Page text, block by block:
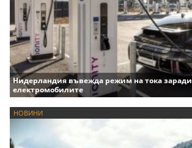
Нидерландия въвежда режим на тока заради
електромобилите
НОВИНИ